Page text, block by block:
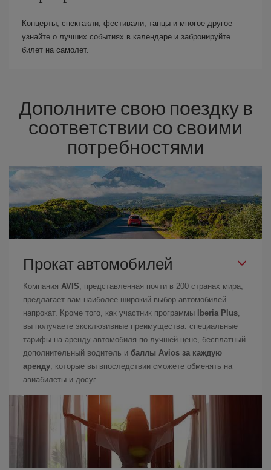
Концерты, спектакли, фестивали, танцы и многое другое —
узнайте о лучших событиях в календаре и забронируйте
билет на самолет.
Дополните свою поездку в
соответствии со своими
потребностями
Прокат автомобилей
Компания AVIS, представленная почти в 200 странах мира,
предлагает вам наиболее широкий выбор автомобилей
напрокат. Кроме того, как участник программы
Iberia Plus,
вы получаете эксклюзивные преимущества: специальные
тарифы на аренду автомобиля по лучшей цене, бесплатный
дополнительный водитель и баллы Avios за каждую
аренду, которые вы впоследствии сможете обменять на
авиабилеты и досуг.